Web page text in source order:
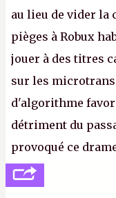
au lieu de vider la
pièges à Robux
jouer à des titres
sur les
d'algorithme
détriment du
provoqué ce
se consoler, le
sur le déblocage